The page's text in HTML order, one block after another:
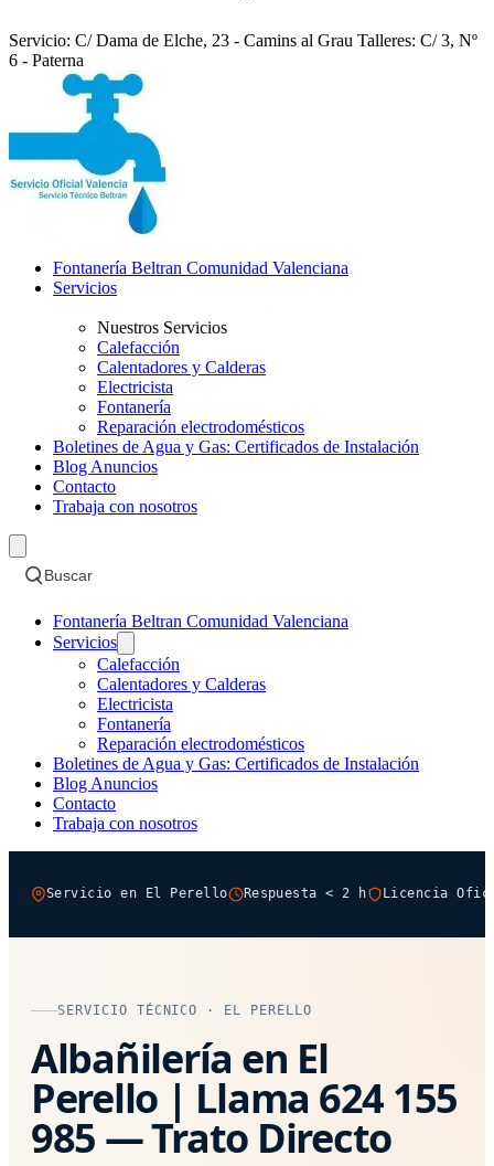
Servicio: C/ Dama de Elche, 23 - Camins al Grau Talleres: C/ 3, Nº
6 - Paterna
Fontanería Beltran Comunidad Valenciana
Servicios
Nuestros Servicios
Calefacción
Calentadores y Calderas
Electricista
Fontanería
Reparación electrodomésticos
Boletines de Agua y Gas: Certificados de Instalación
Blog Anuncios
Contacto
Trabaja con nosotros
Buscar
Fontanería Beltran Comunidad Valenciana
Servicios
Calefacción
Calentadores y Calderas
Electricista
Fontanería
Reparación electrodomésticos
Boletines de Agua y Gas: Certificados de Instalación
Blog Anuncios
Contacto
Trabaja con nosotros
Servicio en El Perello Respuesta < 2 h Licencia
SERVICIO TÉCNICO · EL PERELLO
Albañilería en El
Perello | Llama 624 155
985 — Trato Directo